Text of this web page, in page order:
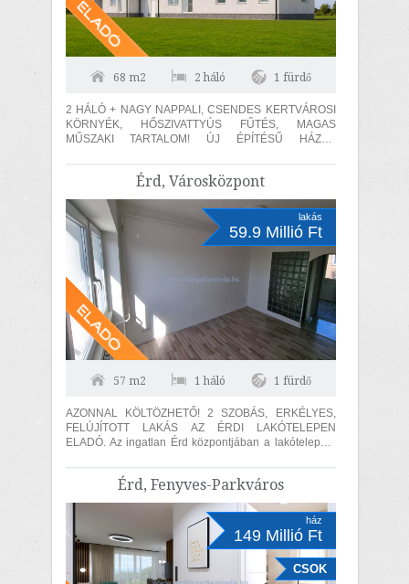
68 m2 2 háló 1 fürdő
2 HÁLÓ + NAGY NAPPALI, CSENDES KERTVÁROSI
KÖRNYÉK, HŐSZIVATTYÚS FŰTÉS, MAGAS
MŰSZAKI TARTALOM! ÚJ ÉPÍTÉSŰ HÁZAK
közelében,...
Érd, Városközpont
lakás
59.9 Millió Ft
57 m2 1 háló 1 fürdő
AZONNAL KÖLTÖZHETŐ! 2 SZOBÁS, ERKÉLYES,
FELÚJÍTOTT LAKÁS AZ ÉRDI LAKÓTELEPEN
ELADÓ. Az ingatlan Érd központjában a lakótelepen,
Érd, Fenyves-Parkváros
ház
149 Millió Ft
CSOK